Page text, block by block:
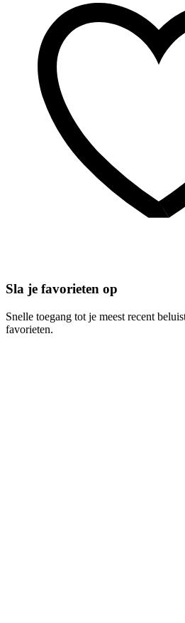
Sla je favorieten op
Snelle toegang tot je meest recent
favorieten.